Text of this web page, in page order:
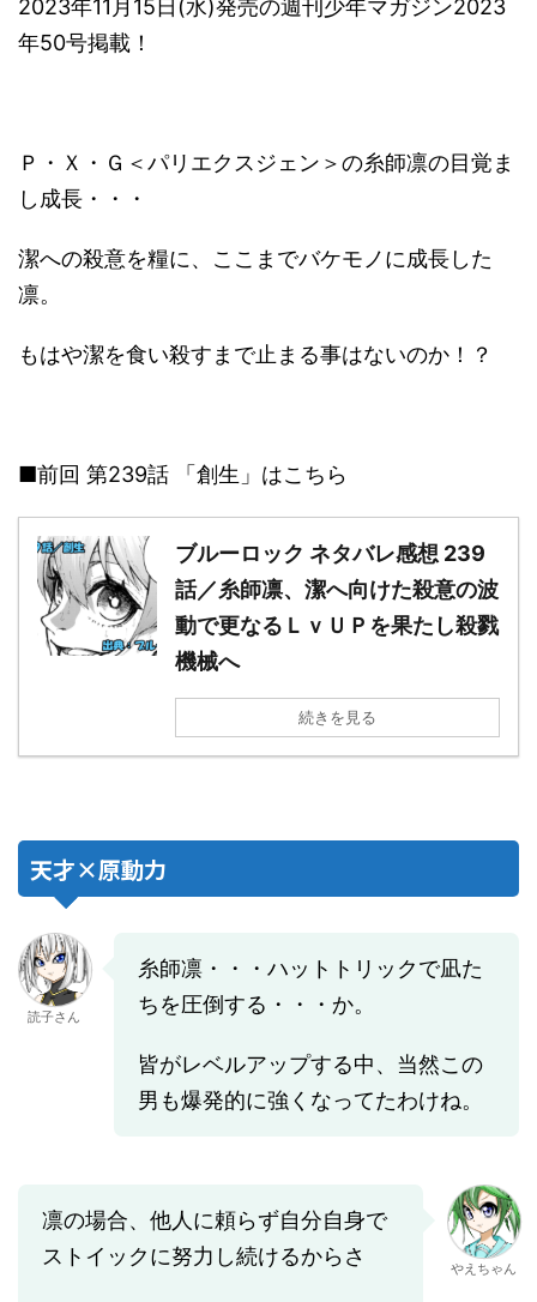
2023年11月15日(水)発売の週刊少年マガジン2023
年50号掲載！
Ｐ・Ｘ・Ｇ＜パリエクスジェン＞の糸師凛の目覚ま
し成長・・・
潔への殺意を糧に、ここまでバケモノに成長した
凛。
もはや潔を食い殺すまで止まる事はないのか！？
■前回 第239話 「創生」はこちら
ブルーロック ネタバレ感想 239
話／糸師凛、潔へ向けた殺意の波
動で更なるＬｖＵＰを果たし殺戮
機械へ
続きを見る
天才×原動力
読子さん
糸師凛・・・ハットトリックで凪た
ちを圧倒する・・・か。
皆がレベルアップする中、当然この
男も爆発的に強くなってたわけね。
凛の場合、他人に頼らず自分自身で
ストイックに努力し続けるからさ
やえちゃん